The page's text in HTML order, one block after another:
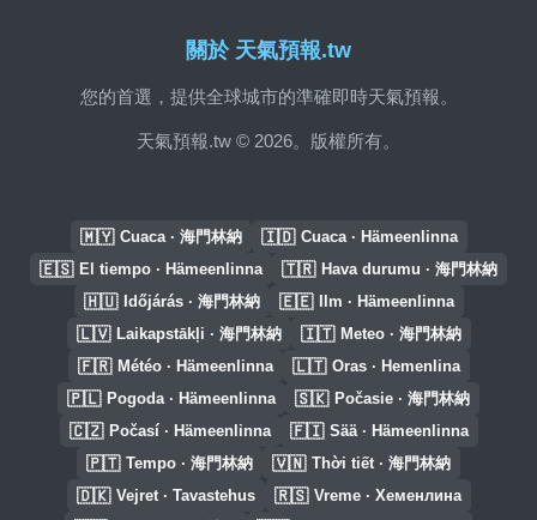
關於 天氣預報.tw
您的首選，提供全球城市的準確即時天氣預報。
天氣預報.tw © 2026。版權所有。
🇲🇾 Cuaca · 海門林納 🇮🇩 Cuaca · Hämeenlinna
🇪🇸 El tiempo · Hämeenlinna 🇹🇷 Hava durumu · 海門林納
🇭🇺 Időjárás · 海門林納 🇪🇪 Ilm · Hämeenlinna
🇱🇻 Laikapstākļi · 海門林納 🇮🇹 Meteo · 海門林納
🇫🇷 Météo · Hämeenlinna 🇱🇹 Oras · Hemenlina
🇵🇱 Pogoda · Hämeenlinna 🇸🇰 Počasie · 海門林納
🇨🇿 Počasí · Hämeenlinna 🇫🇮 Sää · Hämeenlinna
🇵🇹 Tempo · 海門林納 🇻🇳 Thời tiết · 海門林納
🇩🇰 Vejret · Tavastehus 🇷🇸 Vreme · Хеменлина